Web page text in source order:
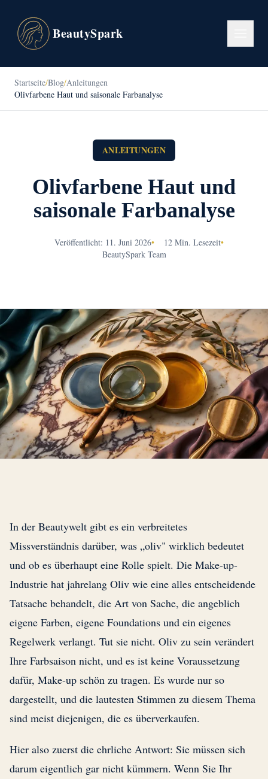
BeautySpark
Startseite/Blog/Anleitungen
Olivfarbene Haut und saisonale Farbanalyse
ANLEITUNGEN
Olivfarbene Haut und
saisonale Farbanalyse
Veröffentlicht: 11. Juni 2026• 12 Min. Lesezeit•
BeautySpark Team
In der Beautywelt gibt es ein verbreitetes
Missverständnis darüber, was „oliv" wirklich bedeutet
und ob es überhaupt eine Rolle spielt. Die Make-up-
Industrie hat jahrelang Oliv wie eine alles entscheidende
Tatsache behandelt, die Art von Sache, die angeblich
eigene Farben, eigene Foundations und ein eigenes
Regelwerk verlangt. Tut sie nicht. Oliv zu sein verändert
Ihre Farbsaison nicht, und es ist keine Voraussetzung
dafür, Make-up schön zu tragen. Es wurde nur so
dargestellt, und die lautesten Stimmen zu diesem Thema
sind meist diejenigen, die es überverkaufen.
Hier also zuerst die ehrliche Antwort: Sie müssen sich
darum eigentlich gar nicht kümmern. Wenn Sie Ihr